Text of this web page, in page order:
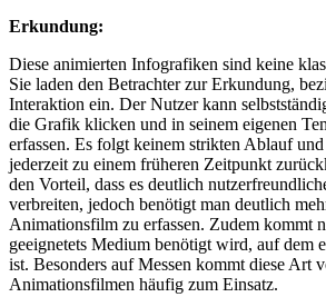
Erkundung:
Diese animierten Infografiken sind keine
Sie laden den Betrachter zur Erkundung,
Interaktion ein. Der Nutzer kann
die Grafik klicken und in seinem eigenen
erfassen. Es folgt keinem strikten Ablauf
jederzeit zu einem früheren Zeitpunkt
den Vorteil, dass es deutlich
verbreiten, jedoch benötigt man deutlich
Animationsfilm zu erfassen. Zudem kommt
geeignetets Medium benötigt wird, auf dem
ist. Besonders auf Messen kommt diese Art
Animationsfilmen häufig zum Einsatz.